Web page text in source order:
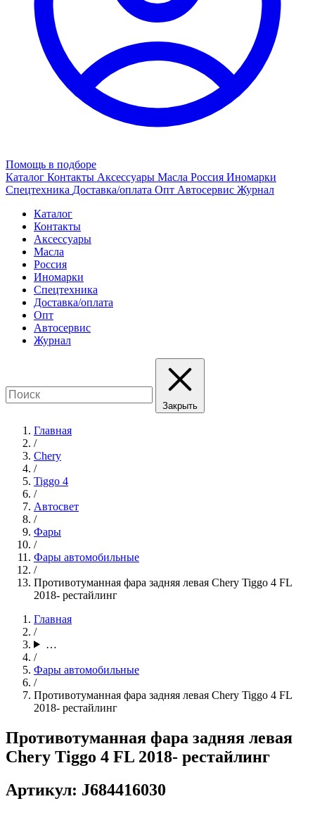
Помощь в подборе
Каталог Контакты Аксессуары Масла Россия Иномарки
Спецтехника Доставка/оплата Опт Автосервис Журнал
Каталог
Контакты
Аксессуары
Масла
Россия
Иномарки
Спецтехника
Доставка/оплата
Опт
Автосервис
Журнал
Закрыть
Главная
/
Chery
/
Tiggo 4
/
Автосвет
/
Фары
/
Фары автомобильные
/
Противотуманная фара задняя левая Chery Tiggo 4 FL
2018- рестайлинг
Главная
/
…
/
Фары автомобильные
/
Противотуманная фара задняя левая Chery Tiggo 4 FL
2018- рестайлинг
Противотуманная фара задняя левая
Chery Tiggo 4 FL 2018- рестайлинг
Артикул: J684416030